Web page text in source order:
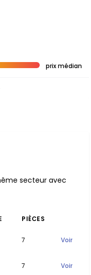
prix médian
secteur avec
PIÈCES
7 Voir
7 Voir